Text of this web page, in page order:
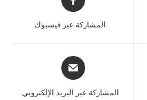
المشاركة عبر فيسبوك
المشاركة عبر البريد الإلكتروني